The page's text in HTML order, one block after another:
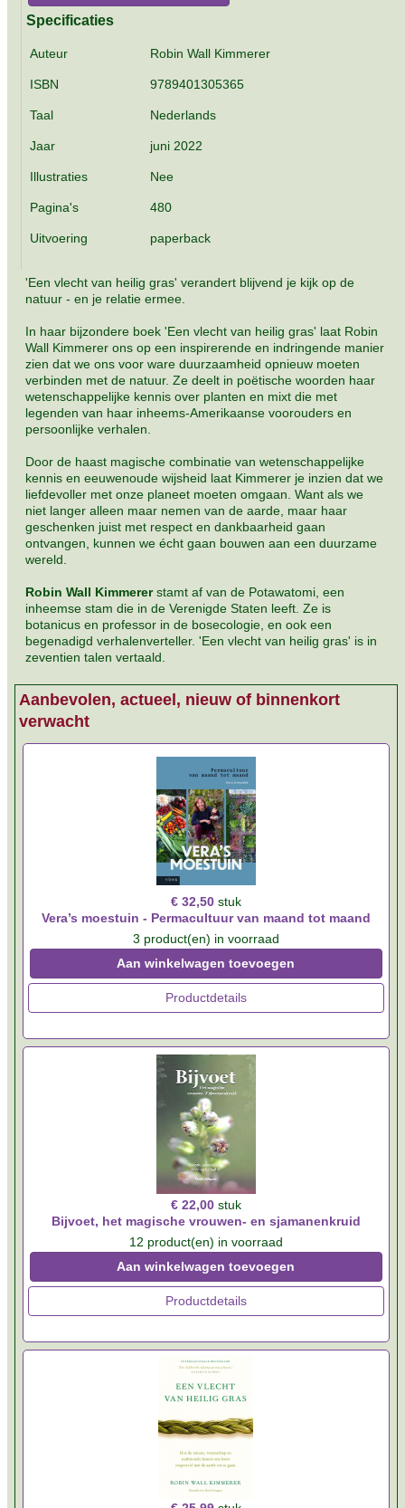
Specificaties
Auteur Robin Wall Kimmerer
ISBN 9789401305365
Taal Nederlands
Jaar juni 2022
Illustraties Nee
Pagina's 480
Uitvoering paperback
'Een vlecht van heilig gras' verandert blijvend je kijk op de
natuur - en je relatie ermee.
In haar bijzondere boek 'Een vlecht van heilig gras' laat Robin
Wall Kimmerer ons op een inspirerende en indringende manier
zien dat we ons voor ware duurzaamheid opnieuw moeten
verbinden met de natuur. Ze deelt in poëtische woorden haar
wetenschappelijke kennis over planten en mixt die met
legenden van haar inheems-Amerikaanse voorouders en
persoonlijke verhalen.
Door de haast magische combinatie van wetenschappelijke
kennis en eeuwenoude wijsheid laat Kimmerer je inzien dat we
liefdevoller met onze planeet moeten omgaan. Want als we
niet langer alleen maar nemen van de aarde, maar haar
geschenken juist met respect en dankbaarheid gaan
ontvangen, kunnen we écht gaan bouwen aan een duurzame
wereld.
Robin Wall Kimmererstamt af van de Potawatomi, een
inheemse stam die in de Verenigde Staten leeft. Ze is
botanicus en professor in de bosecologie, en ook een
begenadigd verhalenverteller. 'Een vlecht van heilig gras' is in
zeventien talen vertaald.
Aanbevolen, actueel, nieuw of binnenkort
verwacht
€ 32,50 stuk
Vera’s moestuin - Permacultuur van maand tot maand
3 product(en) in voorraad
Aan winkelwagen toevoegen
Productdetails
€ 22,00 stuk
Bijvoet, het magische vrouwen- en sjamanenkruid
12 product(en) in voorraad
Aan winkelwagen toevoegen
Productdetails